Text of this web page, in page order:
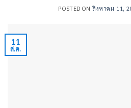
POSTED ONสิงหาคม 11,
11
ส.ค.